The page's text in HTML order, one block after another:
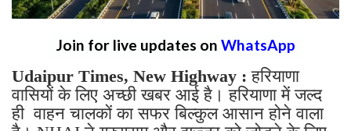
Join for live updates on WhatsApp
Udaipur Times, New Highway :हरियाणा
वासियों के लिए अच्छी खबर आई है। हरियाणा में जल्द
ही वाहन चालकों का सफर बिल्कुल आसान होने वाला